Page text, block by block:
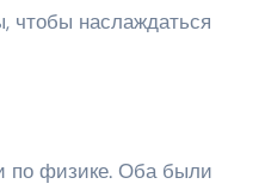
чтобы наслаждаться
по физике. Оба были